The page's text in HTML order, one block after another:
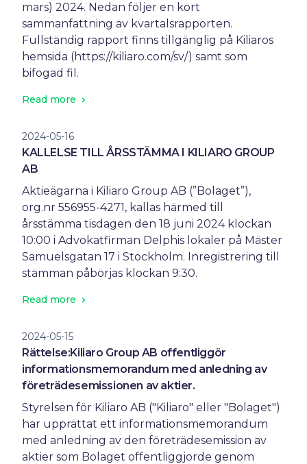
mars) 2024. Nedan följer en kort
sammanfattning av kvartalsrapporten.
Fullständig rapport finns tillgänglig på Kiliaros
hemsida (https://kiliaro.com/sv/) samt som
bifogad fil.
Read more
2024-05-16
KALLELSE TILL ÅRSSTÄMMA I KILIARO GROUP
AB
Aktieägarna i Kiliaro Group AB (”Bolaget”),
org.nr 556955-4271, kallas härmed till
årsstämma tisdagen den 18 juni 2024 klockan
10:00 i Advokatfirman Delphis lokaler på Mäster
Samuelsgatan 17 i Stockholm. Inregistrering till
stämman påbörjas klockan 9:30.
Read more
2024-05-15
Rättelse:Kiliaro Group AB offentliggör
informationsmemorandum med anledning av
företrädesemissionen av aktier.
Styrelsen för Kiliaro AB ("Kiliaro" eller "Bolaget")
har upprättat ett informationsmemorandum
med anledning av den företrädesemission av
aktier som Bolaget offentliggjorde genom